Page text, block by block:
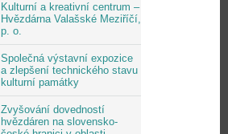
Kulturní a kreativní centrum –
Hvězdárna Valašské Meziříčí,
p. o.
Společná výstavní expozice
a zlepšení technického stavu
kulturní památky
Zvyšování dovedností
hvězdáren na slovensko-